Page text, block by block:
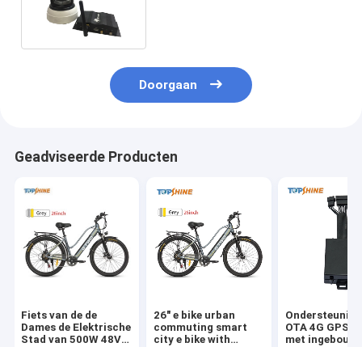
Doorgaan
Geadviseerde Producten
Fiets van de de
Dames de Elektrische
Stad van 500W 48V
26" e bike urban
commuting smart
city e bike with
OTA 4G GPS-
met